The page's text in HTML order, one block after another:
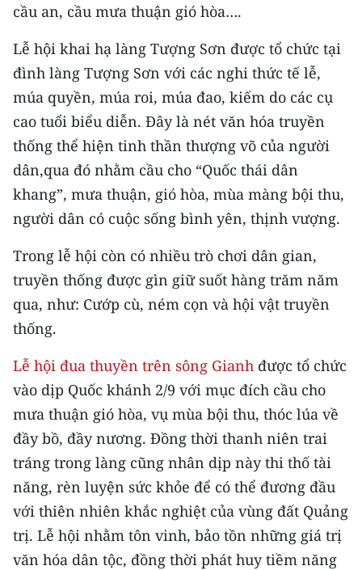
E-Magazine
Video
Media Chính trị
Media Kinh tế
Media Văn hóa
Media Xã hội
Media Du lịch
Media Thế giới
Media Thể thao
Media Giáo dục
Media Y tế
Media Khoa học - Công nghệ
Media Môi trường
Ảnh
Infographic
cầu an, cầu mưa thuận gió hòa….
Lễ hội khai hạ làng Tượng Sơn được tổ chức tại
đình làng Tượng Sơn với các nghi thức tế lễ,
múa quyền, múa roi, múa đao, kiếm do các cụ
cao tuổi biểu diễn. Đây là nét văn hóa truyền
thống thể hiện tinh thần thượng võ của người
dân,qua đó nhằm cầu cho “Quốc thái dân
khang”, mưa thuận, gió hòa, mùa màng bội thu,
người dân có cuộc sống bình yên, thịnh vượng.
Trong lễ hội còn có nhiều trò chơi dân gian,
truyền thống được gìn giữ suốt hàng trăm năm
qua, như: Cướp cù, ném cọn và hội vật truyền
thống.
Lễ hội đua thuyền trên sông Gianh được tổ chức
vào dịp Quốc khánh 2/9 với mục đích cầu cho
mưa thuận gió hòa, vụ mùa bội thu, thóc lúa về
đầy bồ, đầy nương. Đồng thời thanh niên trai
tráng trong làng cũng nhân dịp này thi thố tài
năng, rèn luyện sức khỏe để có thể đương đầu
với thiên nhiên khắc nghiệt của vùng đất Quảng
trị. Lễ hội nhằm tôn vinh, bảo tồn những giá trị
văn hóa dân tộc, đồng thời phát huy tiềm năng